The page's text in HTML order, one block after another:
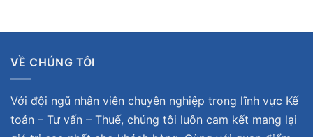
VỀ CHÚNG TÔI
Với đội ngũ nhân viên chuyên nghiệp trong lĩnh vực Kế
toán – Tư vấn – Thuế, chúng tôi luôn cam kết mang lại